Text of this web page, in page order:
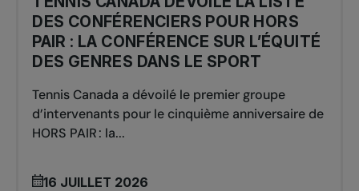
DES CONFÉRENCIERS POUR HORS
PAIR : LA CONFÉRENCE SUR L’ÉQUITÉ
DES GENRES DANS LE SPORT
Tennis Canada a dévoilé le premier groupe
d’intervenants pour le cinquième anniversaire de
HORS PAIR : la...
16 JUILLET 2026